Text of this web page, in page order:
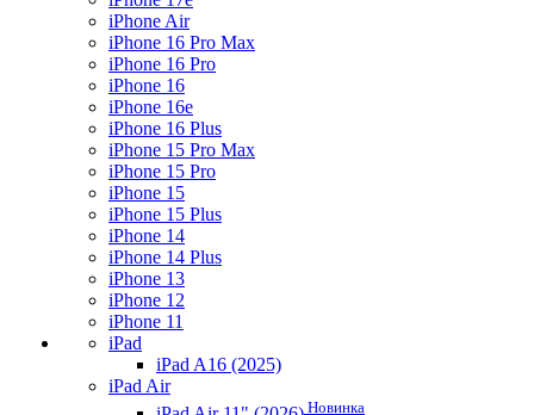
iPhone Air
iPhone 16 Pro Max
iPhone 16 Pro
iPhone 16
iPhone 16e
iPhone 16 Plus
iPhone 15 Pro Max
iPhone 15 Pro
iPhone 15
iPhone 15 Plus
iPhone 14
iPhone 14 Plus
iPhone 13
iPhone 12
iPhone 11
iPad
iPad A16 (2025)
iPad Air
Новинка